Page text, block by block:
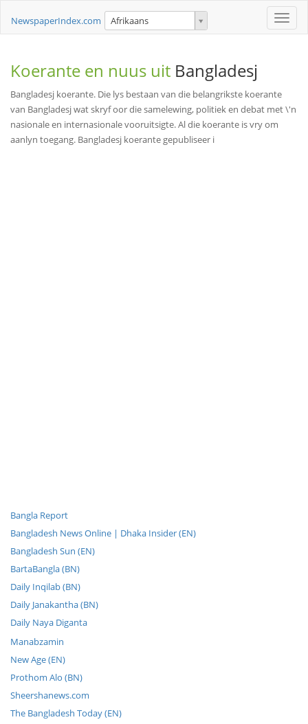
Toggle
NewspaperIndex.com Afrikaans
Koerante en nuus uit Bangladesj
Bangladesj koerante. Die lys bestaan van die belangrikste koerante
van Bangladesj wat skryf oor die samelewing, politiek en debat met \'n
nasionale en internasionale vooruitsigte. Al die koerante is vry om
aanlyn toegang. Bangladesj koerante gepubliseer i
Bangla Report
Bangladesh News Online | Dhaka Insider (EN)
Bangladesh Sun (EN)
BartaBangla (BN)
Daily Inqilab (BN)
Daily Janakantha (BN)
Daily Naya Diganta
Manabzamin
New Age (EN)
Prothom Alo (BN)
Sheershanews.com
The Bangladesh Today (EN)